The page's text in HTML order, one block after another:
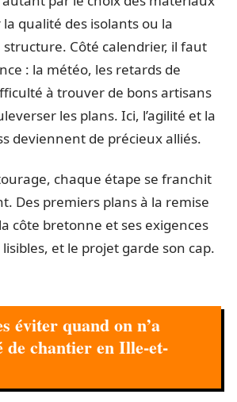
qualité des isolants ou la
structure. Côté calendrier, il faut
: la météo, les retards de
à trouver de bons artisans
les plans. Ici, l’agilité et la
deviennent de précieux alliés.
chaque étape se franchit
Des premiers plans à la remise
côte bretonne et ses exigences
et le projet garde son cap.
éviter quand on n’a
de chantier en Ille-et-